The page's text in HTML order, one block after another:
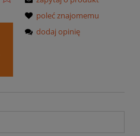
poleć znajomemu
dodaj opinię